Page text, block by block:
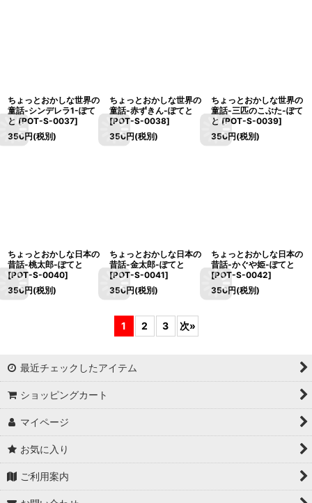
ちょっとおかしな世界の
童話-シンデレラ1-ぽて
と [POT-S-0037]
350円(税別)
ちょっとおかしな世界の
童話-赤ずきん-ぽてと
[POT-S-0038]
350円(税別)
ちょっとおかしな世界の
童話-三匹のこぶた-ぽて
と [POT-S-0039]
350円(税別)
ちょっとおかしな日本の
昔話-桃太郎-ぽてと
[POT-S-0040]
350円(税別)
ちょっとおかしな日本の
昔話-金太郎-ぽてと
[POT-S-0041]
350円(税別)
ちょっとおかしな日本の
昔話-かぐや姫-ぽてと
[POT-S-0042]
350円(税別)
1 2 3 次»
最近チェックしたアイテム
ショッピングカート
マイページ
お気に入り
ご利用案内